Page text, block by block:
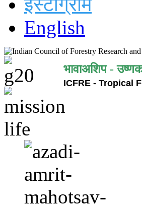
English
भावाअशिप -
ICFRE - Tropical